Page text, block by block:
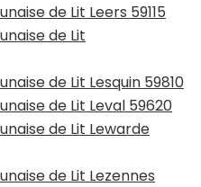
de Lit Leers 59115
de Lit
de Lit Lesquin 59810
de Lit Leval 59620
de Lit Lewarde
de Lit Lezennes